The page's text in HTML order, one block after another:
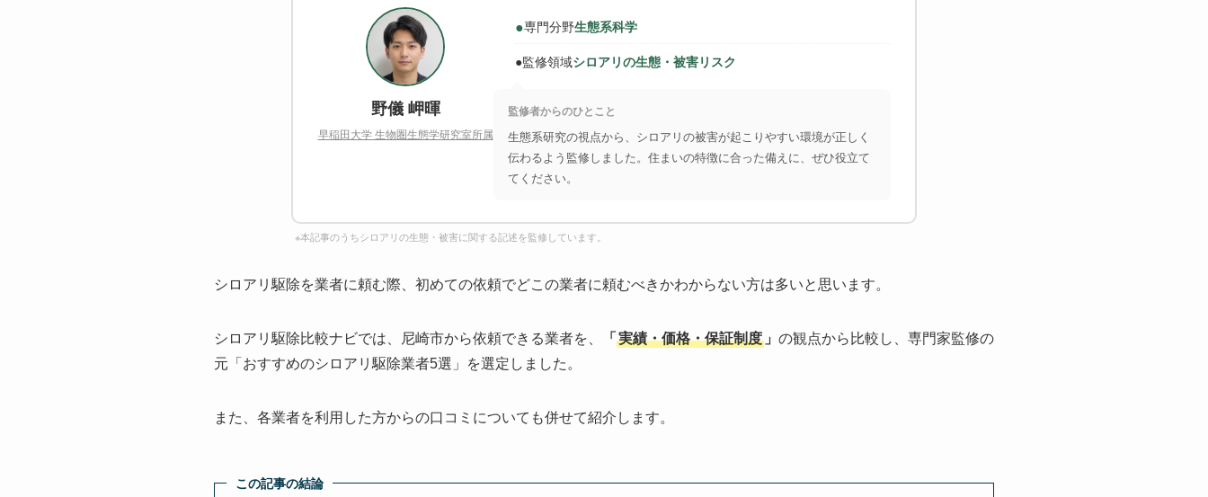
野儀 岬暉
早稲田大学 生物圏生態学研究室所属
●専門分野生態系科学
●監修領域シロアリの生態・被害リスク
監修者からのひとこと
生態系研究の視点から、シロアリの被害が起こりやすい環境が正しく
伝わるよう監修しました。住まいの特徴に合った備えに、ぜひ役立て
てください。
※本記事のうちシロアリの生態・被害に関する記述を監修しています。
シロアリ駆除を業者に頼む際、初めての依頼でどこの業者に頼むべきかわからない方は多いと思います。
シロアリ駆除比較ナビでは、尼崎市から依頼できる業者を、 「 実績・価格・保証制度 」 の観点から比較し、専門家監修の
元「おすすめのシロアリ駆除業者5選」を選定しました。
また、各業者を利用した方からの口コミについても併せて紹介します。
この記事の結論